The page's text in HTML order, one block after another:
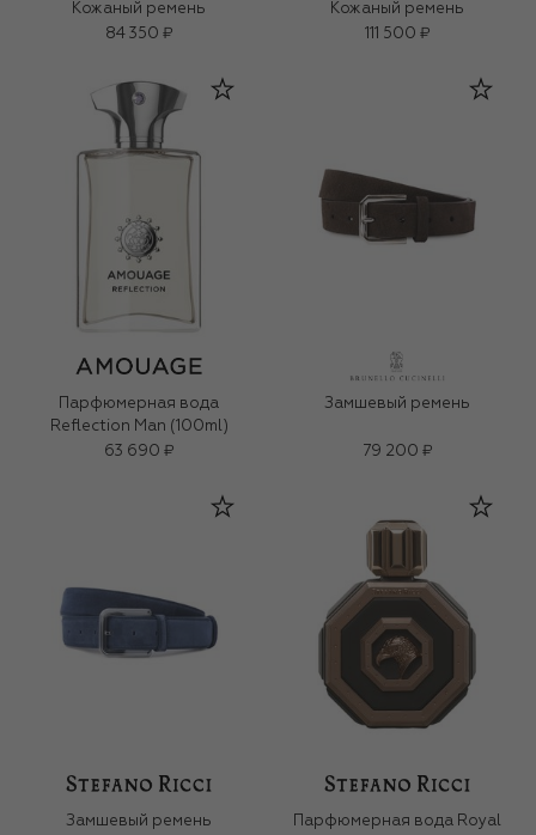
Кожаный ремень
84 350 ₽
Кожаный ремень
111 500 ₽
Парфюмерная вода
Reflection Man (100ml)
63 690 ₽
Замшевый ремень
79 200 ₽
Замшевый ремень
Парфюмерная вода Royal